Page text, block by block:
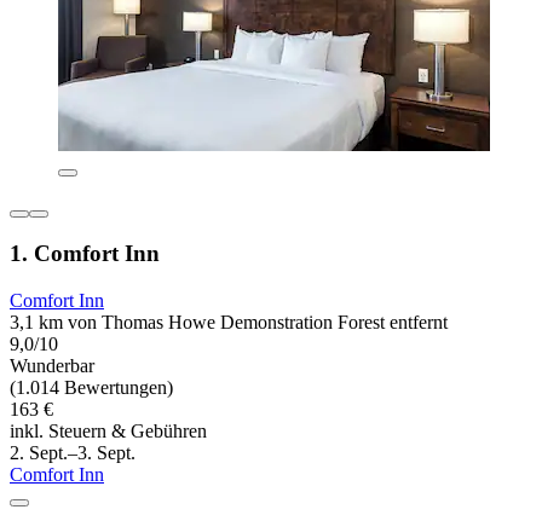
1. Comfort Inn
Comfort Inn
3,1 km von Thomas Howe Demonstration Forest entfernt
9,0/10
Wunderbar
(1.014 Bewertungen)
163 €
inkl. Steuern & Gebühren
2. Sept.–3. Sept.
Comfort Inn